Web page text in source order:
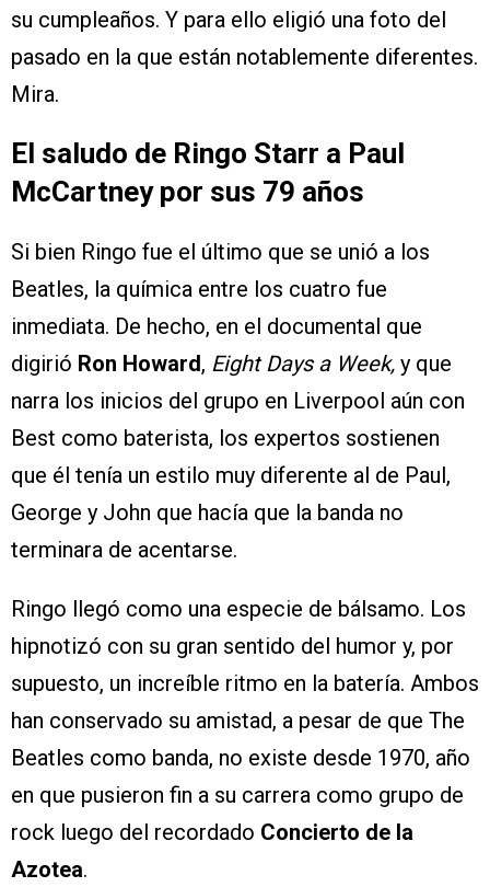
su cumpleaños. Y para ello eligió una foto del
pasado en la que están notablemente diferentes.
Mira.
El saludo de Ringo Starr a Paul
McCartney por sus 79 años
Si bien Ringo fue el último que se unió a los
Beatles, la química entre los cuatro fue
inmediata. De hecho, en el documental que
digirió Ron Howard, Eight Days a Week, y que
narra los inicios del grupo en Liverpool aún con
Best como baterista, los expertos sostienen
que él tenía un estilo muy diferente al de Paul,
George y John que hacía que la banda no
terminara de acentarse.
Ringo llegó como una especie de bálsamo. Los
hipnotizó con su gran sentido del humor y, por
supuesto, un increíble ritmo en la batería. Ambos
han conservado su amistad, a pesar de que The
Beatles como banda, no existe desde 1970, año
en que pusieron fin a su carrera como grupo de
rock luego del recordado Concierto de la
Azotea.